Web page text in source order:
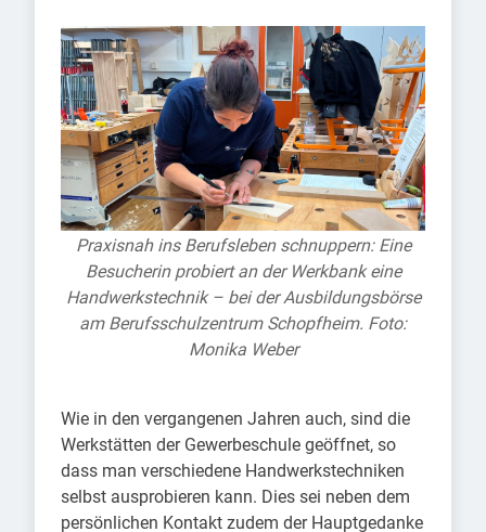
Praxisnah ins Berufsleben schnuppern: Eine
Besucherin probiert an der Werkbank eine
Handwerkstechnik – bei der Ausbildungsbörse
am Berufsschulzentrum Schopfheim. Foto:
Monika Weber
Wie in den vergangenen Jahren auch, sind die
Werkstätten der Gewerbeschule geöffnet, so
dass man verschiedene Handwerkstechniken
selbst ausprobieren kann. Dies sei neben dem
persönlichen Kontakt zudem der Hauptgedanke